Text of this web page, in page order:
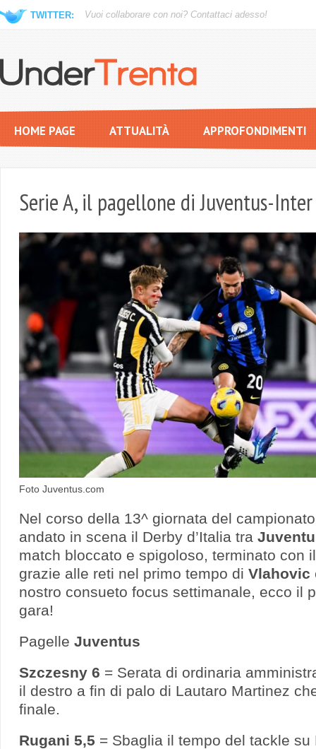
HOME PAGE ATTUALITÀ APPROFONDIMENTI
Serie A, il pagellone di Juventus-Inter
Foto Juventus.com
Nel corso della 13^ giornata del
andato in scena il Derby d’Italia tra
match bloccato e spigoloso, terminato con
grazie alle reti nel primo tempo di Vlahovic
nostro consueto focus settimanale, ecco il
gara!
Pagelle Juventus
Szczesny 6 = Serata di ordinaria
il destro a fin di palo di Lautaro Martinez
finale.
Rugani 5,5 = Sbaglia il tempo del tackle su
TWITTER: Vuoi collaborare con noi? Contattaci adesso!